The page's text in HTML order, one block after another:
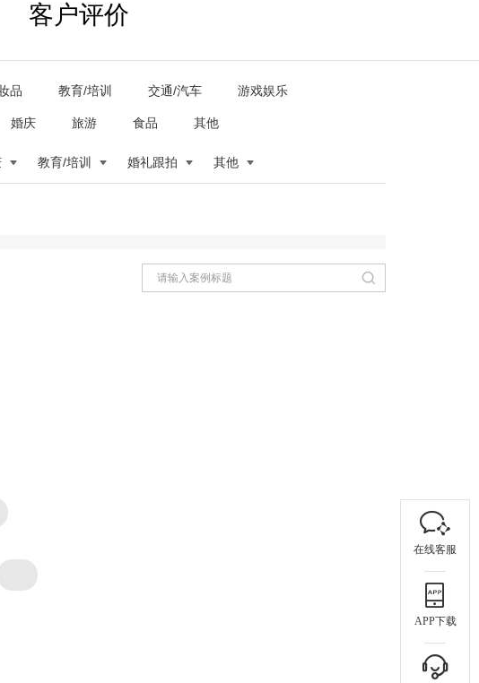
客户评价
品 教育/培训 交通/汽车 游戏娱乐
婚庆 旅游 食品 其他
教育/培训 婚礼跟拍 其他
在线客服
APP下载